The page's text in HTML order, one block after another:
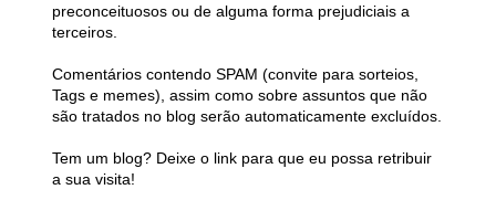
preconceituosos ou de alguma forma prejudiciais a
terceiros.
Comentários contendo SPAM (convite para sorteios,
Tags e memes), assim como sobre assuntos que não
são tratados no blog serão automaticamente excluídos.
Tem um blog? Deixe o link para que eu possa retribuir
a sua visita!